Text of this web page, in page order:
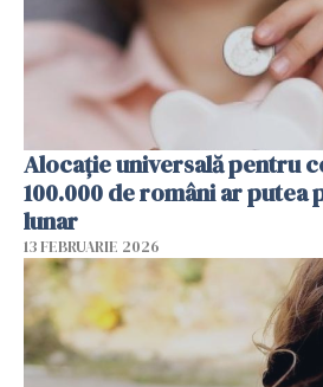
Alocație universală pentru
100.000 de români ar putea
lunar
13 FEBRUARIE 2026